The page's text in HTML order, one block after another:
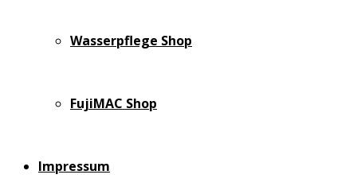
Wasserpflege Shop
FujiMAC Shop
Impressum